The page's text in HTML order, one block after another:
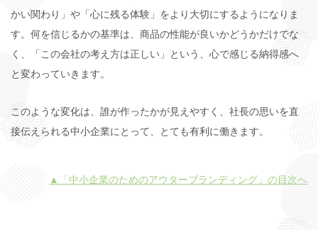
かい関わり」や「心に残る体験」をより大切にするようになりま
す。何を信じるかの基準は、商品の性能が良いかどうかだけでな
く、「この会社の考え方は正しい」という、心で感じる納得感へ
と変わっていきます。
このような変化は、誰が作ったかが見えやすく、社長の思いを直
接伝えられる中小企業にとって、とても有利に働きます。
▲「中小企業のためのアウターブランディング」の目次へ